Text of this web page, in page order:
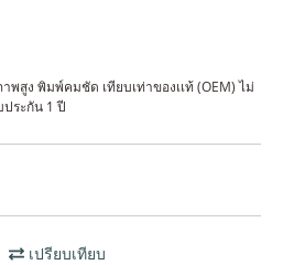
สูง พิมพ์คมชัด เทียบเท่าของเเท้ (OEM) ไม่
ประกัน 1 ปี
เปรียบเทียบ